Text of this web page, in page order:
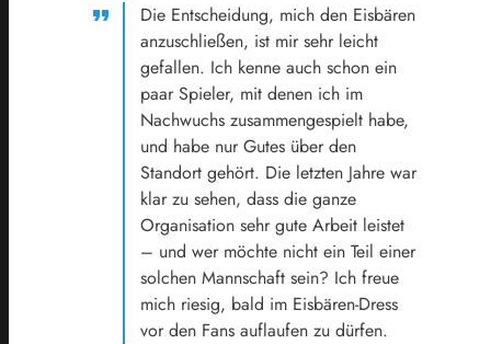
Die Entscheidung, mich den Eisbären
anzuschließen, ist mir sehr leicht
gefallen. Ich kenne auch schon ein
paar Spieler, mit denen ich im
Nachwuchs zusammengespielt habe,
und habe nur Gutes über den
Standort gehört. Die letzten Jahre war
klar zu sehen, dass die ganze
Organisation sehr gute Arbeit leistet
– und wer möchte nicht ein Teil einer
solchen Mannschaft sein? Ich freue
mich riesig, bald im Eisbären-Dress
vor den Fans auflaufen zu dürfen.